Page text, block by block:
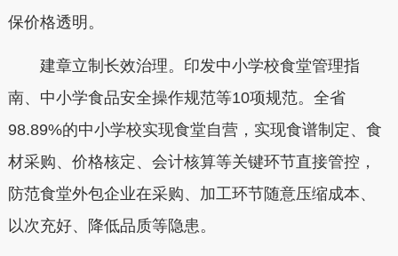
保价格透明。
建章立制长效治理。印发中小学校食堂管理指
南、中小学食品安全操作规范等10项规范。全省
98.89%的中小学校实现食堂自营，实现食谱制定、食
材采购、价格核定、会计核算等关键环节直接管控，
防范食堂外包企业在采购、加工环节随意压缩成本、
以次充好、降低品质等隐患。